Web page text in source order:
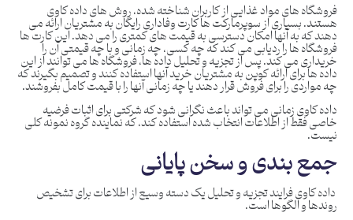
فروشگاه های مواد غذایی از کاربران شناخته شده، روش های داده کاوی
هستند. بسیاری از سوپرمارکت ها کارت وفاداری رایگان به مشتریان ارائه می
دهند که به آنها امکان دسترسی به قیمت های کمتری را می دهد. این کارت ها
فروشگاه ها را ردیابی می کند که چه کسی، چه زمانی و با چه قیمتی آن را
خریداری می کند. پس از تجزیه و تحلیل داده ها، فروشگاه ها می توانند از این
داده ها برای ارائه کوپن به مشتریان خرید آنها استفاده کنند و تصمیم بگیرند که
چه مواردی را برای فروش قرار دهند یا چه زمانی آنها را با قیمت کامل بفروشند.
داده کاوی زمانی می تواند باعث نگرانی شود که شرکتی برای اثبات فرضیه
خاصی فقط از اطلاعات انتخاب شده استفاده کند، که نماینده گروه نمونه کلی
نیست.
جمع بندی و سخن پایانی
داده کاوی فرایند تجزیه و تحلیل یک دسته وسیع از اطلاعات برای تشخیص
روندها و الگوها است.